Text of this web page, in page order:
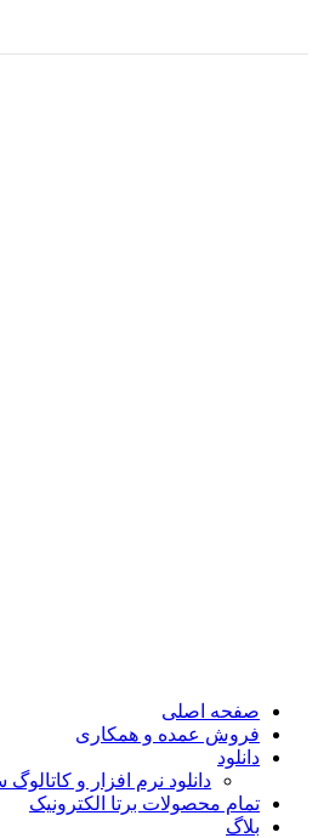
صفحه اصلی
فروش عمده و همکاری
دانلود
دانلود نرم افزار و
تمام محصولات برتا الکترونیک
بلاگ